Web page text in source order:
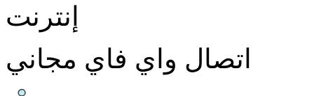
إنترنت
اتصال واي فاي مجاني